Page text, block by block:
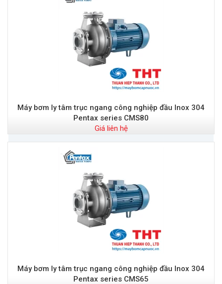
Máy bơm ly tâm trục ngang công nghiệp đầu Inox 304
Pentax series CMS80
Giá liên hệ
Máy bơm ly tâm trục ngang công nghiệp đầu Inox 304
Pentax series CMS65